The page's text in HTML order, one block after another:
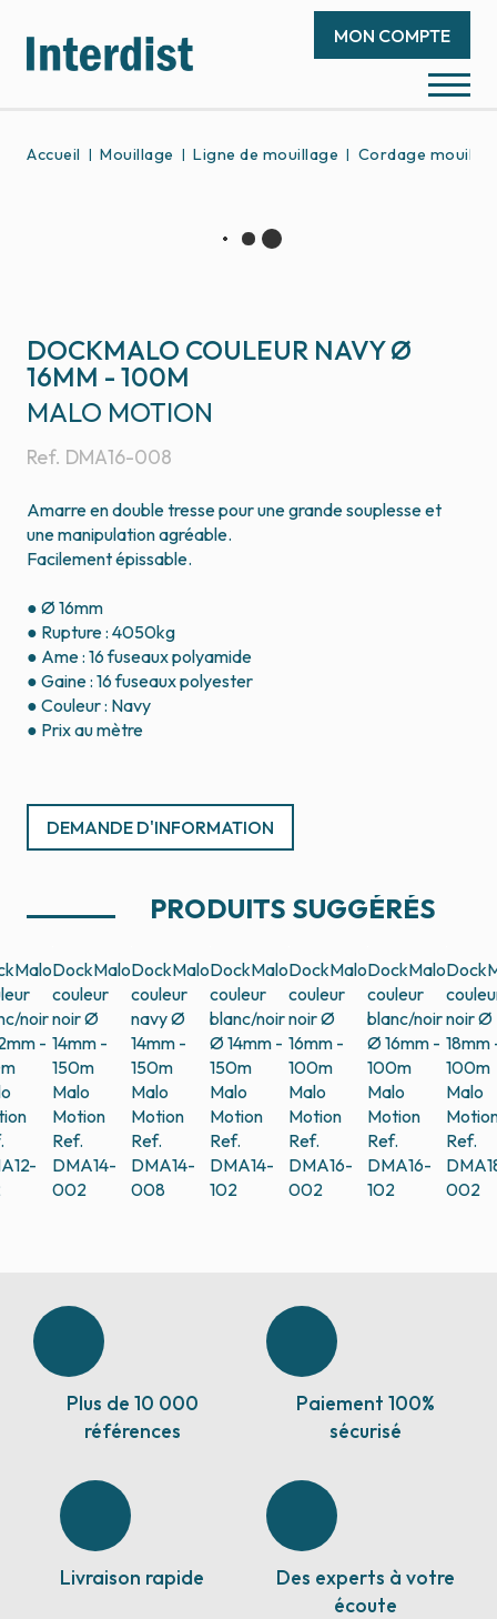
MON COMPTE
Accueil Mouillage Ligne de mouillage Cordage
DOCKMALO COULEUR NAVY Ø
16MM - 100M
Ref. DMA16-008
MALO MOTION
Amarre en double tresse pour une grande souplesse et
une manipulation agréable.
Facilement épissable.
● Ø 16mm
● Rupture : 4050kg
● Ame : 16 fuseaux polyamide
● Gaine : 16 fuseaux polyester
● Couleur : Navy
● Prix au mètre
DEMANDE D'INFORMATION
PRODUITS SUGGÉRÉS
noir
-
DockMalo
couleur
noir Ø
14mm -
150m
Malo
Motion
Ref.
DMA14-
002
DockMalo
couleur
navy Ø
14mm -
150m
Malo
Motion
Ref.
DMA14-
008
DockMalo
couleur
blanc/noir
Ø 14mm -
150m
Malo
Motion
Ref.
DMA14-
102
DockMalo
couleur
noir Ø
16mm -
100m
Malo
Motion
Ref.
DMA16-
002
DockMalo
couleur
blanc/noir
Ø 16mm -
100m
Malo
Motion
Ref.
DMA16-
102
noir Ø
18mm
100m
Malo
Ref.
002
Plus de 10 000
références
Paiement 100%
sécurisé
Livraison rapide
Des experts à votre
écoute